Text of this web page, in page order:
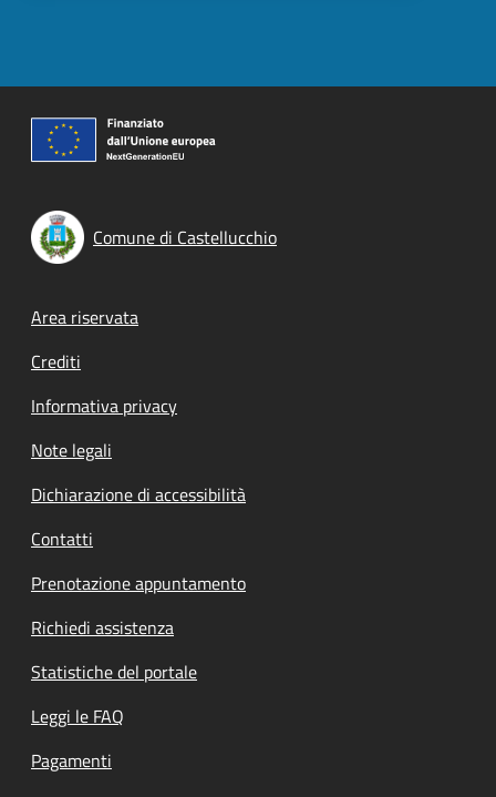
Comune di Castellucchio
Footer menu
Area riservata
Crediti
Informativa privacy
Note legali
Dichiarazione di accessibilità
Contatti
Prenotazione appuntamento
Richiedi assistenza
Statistiche del portale
Leggi le FAQ
Pagamenti